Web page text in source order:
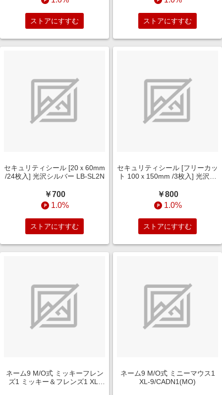
ストアにすすむ ストアにすすむ
セキュリティシール [20ｘ60mm
/24枚入] 光沢シルバー LB-SL2N
￥700
1.0%
ストアにすすむ
セキュリティシール [フリーカッ
ト 100ｘ150mm /3枚入] 光沢シ
￥800
1.0%
ストアにすすむ
ネーム9 M/O式 ミッキーフレン
ズ1 ミッキー＆フレンズ1 XL-
ネーム9 M/O式 ミニーマウス1
XL-9/CADN1(MO)